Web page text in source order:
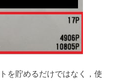
を貯めるだけではなく，使